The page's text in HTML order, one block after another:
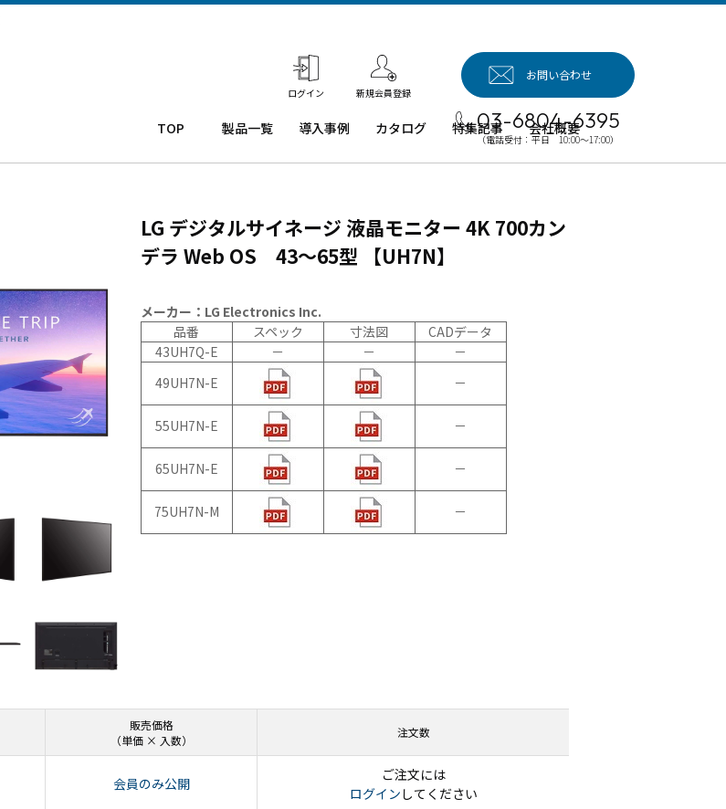
ログイン 新規会員登録
TOP 製品一覧
業務用タ
タブレッ
NF9LTA
タブレッ
ト TW2A-
N9LTA
Windows
タブレッ
ト TW2A-
N9LT
Windows
タブレッ
E9LT
タブレッ
ンタ
CRM
テム
「カ
イゼ
ンコ
ー
ル」
リペ
アサ
ービ
ス
教育
機関
スク
導入事例
導入事例（業
サイネージほ
事例：業務用
事例：業務用
サイネージ・
プロジェクタ
事例：業務用
オーディオ・
その他AV機
事例：サービ
カタログ 特集記事 会社概要
お問い合わせ
03-6804-6395
（電話受付：平日 10:00～17:00）
LG デジタルサイネージ 液晶モニター 4K 700カン
デラ Web OS 43～65型 【UH7N】
メーカー：LG Electronics Inc.
品番
スペック 寸法図
CADデータ
43UH7Q-E
－ －
－
49UH7N-E
－
55UH7N-E －
65UH7N-E －
75UH7N-M －
販売価格
（単価 × 入数）
注文数
会員のみ公開
ご注文には
ログイン してください